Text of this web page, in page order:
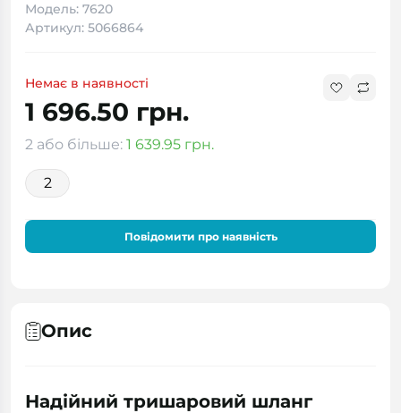
Модель: 7620
Артикул: 5066864
Немає в наявності
1 696.50 грн.
2 або більше: 1 639.95 грн.
2
Повідомити про наявність
Опис
Надійний тришаровий шланг